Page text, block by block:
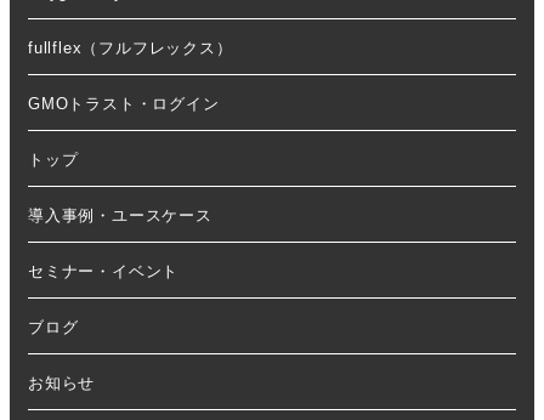
fullflex（フルフレックス）
GMOトラスト・ログイン
トップ
導入事例・ユースケース
セミナー・イベント
ブログ
お知らせ